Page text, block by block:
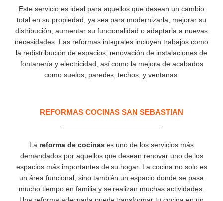
Este servicio es ideal para aquellos que desean un cambio
total en su propiedad, ya sea para modernizarla, mejorar su
distribución, aumentar su funcionalidad o adaptarla a nuevas
necesidades. Las reformas integrales incluyen trabajos como
la redistribución de espacios, renovación de instalaciones de
fontanería y electricidad, así como la mejora de acabados
como suelos, paredes, techos, y ventanas.
REFORMAS COCINAS SAN SEBASTIAN
La reforma de cocinas es uno de los servicios más
demandados por aquellos que desean renovar uno de los
espacios más importantes de su hogar. La cocina no solo es
un área funcional, sino también un espacio donde se pasa
mucho tiempo en familia y se realizan muchas actividades.